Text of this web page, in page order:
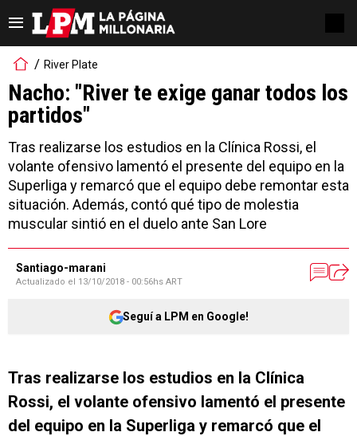
River Plate
Nacho: "River te exige ganar todos los
partidos"
Tras realizarse los estudios en la Clínica Rossi, el
volante ofensivo lamentó el presente del equipo en la
Superliga y remarcó que el equipo debe remontar esta
situación. Además, contó qué tipo de molestia
muscular sintió en el duelo ante San Lore
Santiago-marani
Actualizado el 13/10/2018 - 00:56hs ART
Seguí a LPM en Google!
Tras realizarse los estudios en la Clínica
Rossi, el volante ofensivo lamentó el presente
del equipo en la Superliga y remarcó que el